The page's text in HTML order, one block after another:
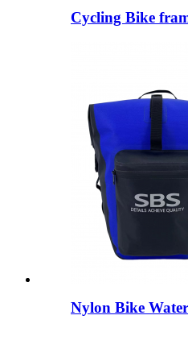
Cycling Bike
Nylon Bike